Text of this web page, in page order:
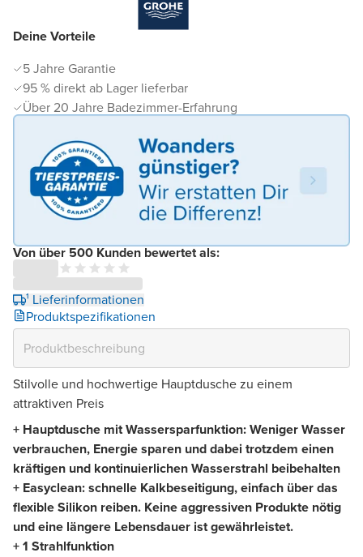
Deine Vorteile
5 Jahre Garantie
95 % direkt ab Lager lieferbar
Über 20 Jahre Badezimmer-Erfahrung
Von über 500 Kunden bewertet als:
¹ Lieferinformationen
Produktspezifikationen
Stilvolle und hochwertige Hauptdusche zu einem
attraktiven Preis
+ Hauptdusche mit Wassersparfunktion: Weniger Wasser
verbrauchen, Energie sparen und dabei trotzdem einen
kräftigen und kontinuierlichen Wasserstrahl beibehalten
+ Easyclean: schnelle Kalkbeseitigung, einfach über das
flexible Silikon reiben. Keine aggressiven Produkte nötig
und eine längere Lebensdauer ist gewährleistet.
+ 1 Strahlfunktion